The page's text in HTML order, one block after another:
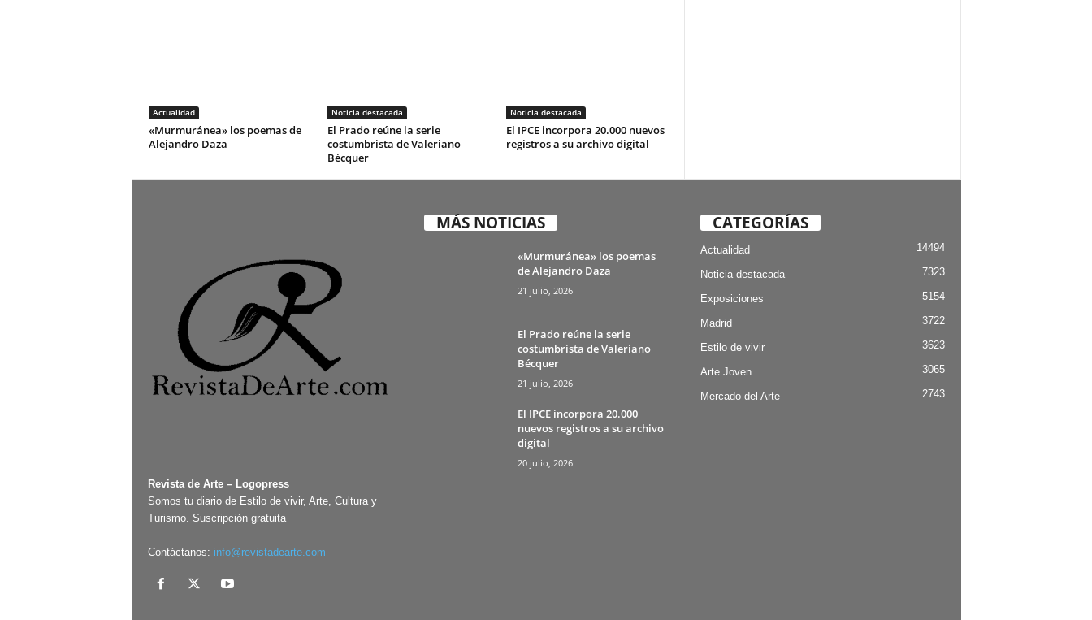
Actualidad
«Murmuránea» los poemas de
Alejandro Daza
Noticia destacada
El Prado reúne la serie
costumbrista de Valeriano
Bécquer
Noticia destacada
El IPCE incorpora 20.000 nuevos
registros a su archivo digital
Revista de Arte – Logopress
Somos tu diario de Estilo de vivir, Arte, Cultura y
Turismo. Suscripción gratuita
Contáctanos: info@revistadearte.com
MÁS NOTICIAS
«Murmuránea» los poemas
de Alejandro Daza
21 julio, 2026
El Prado reúne la serie
costumbrista de Valeriano
Bécquer
21 julio, 2026
El IPCE incorpora 20.000
nuevos registros a su archivo
digital
20 julio, 2026
CATEGORÍAS
Actualidad 14494
Noticia destacada 7323
Exposiciones 5154
Madrid 3722
Estilo de vivir 3623
Arte Joven 3065
Mercado del Arte 2743